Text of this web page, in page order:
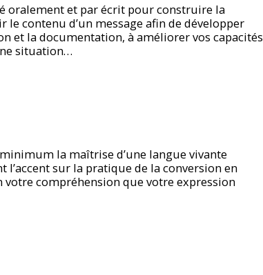
oralement et par écrit pour construire la
contenu d’un message afin de développer
et la documentation, à améliorer vos capacités
situation…
la maîtrise d’une langue vivante
sur la pratique de la conversion en
compréhension que votre expression